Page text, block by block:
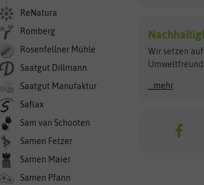
ReNatura
Romberg
Rosenfellner Mühle
Saatgut Dillmann
Saatgut Manufaktur
Saflax
Sam van Schooten
Samen Fetzer
Samen Maier
Samen Pfann
Wir setzen
...mehr